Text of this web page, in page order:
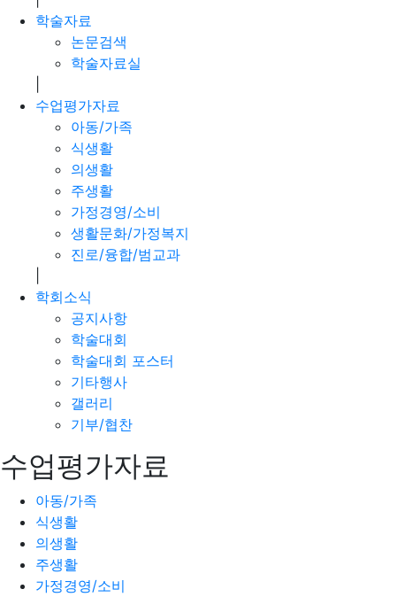
학술자료
논문검색
학술자료실
수업평가자료
아동/가족
식생활
의생활
주생활
가정경영/소비
생활문화/가정복지
진로/융합/범교과
학회소식
공지사항
학술대회
학술대회 포스터
기타행사
갤러리
기부/협찬
수업평가자료
아동/가족
식생활
의생활
주생활
가정경영/소비